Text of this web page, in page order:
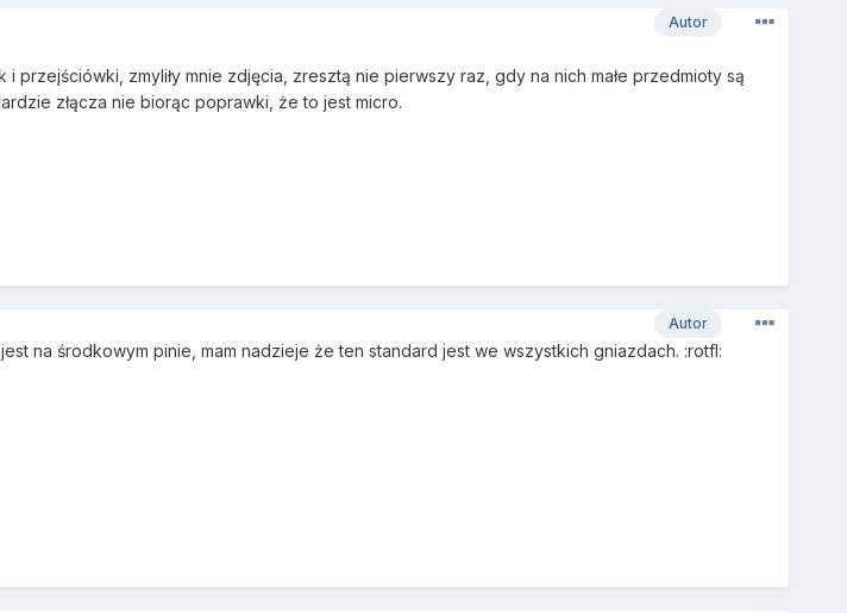
Autor
przejściówki, zmyliły mnie zdjęcia, zresztą nie pierwszy raz, gdy na nich małe przedmioty są
złącza nie biorąc poprawki, że to jest micro.
Autor
na środkowym pinie, mam nadzieje że ten standard jest we wszystkich gniazdach. :rotfl: